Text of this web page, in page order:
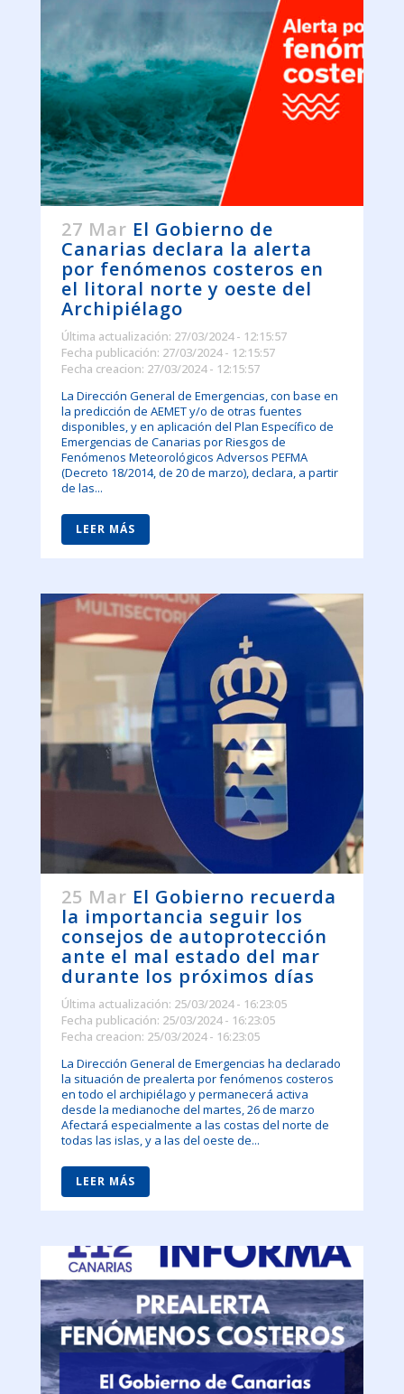
27 Mar El Gobierno de
Canarias declara la alerta
por fenómenos costeros en
el litoral norte y oeste del
Archipiélago
Última actualización: 27/03/2024 - 12:15:57
Fecha publicación: 27/03/2024 - 12:15:57
Fecha creacion: 27/03/2024 - 12:15:57
La Dirección General de Emergencias, con base en
la predicción de AEMET y/o de otras fuentes
disponibles, y en aplicación del Plan Específico de
Emergencias de Canarias por Riesgos de
Fenómenos Meteorológicos Adversos PEFMA
(Decreto 18/2014, de 20 de marzo), declara, a partir
de las...
LEER MÁS
25 Mar El Gobierno recuerda
la importancia seguir los
consejos de autoprotección
ante el mal estado del mar
durante los próximos días
Última actualización: 25/03/2024 - 16:23:05
Fecha publicación: 25/03/2024 - 16:23:05
Fecha creacion: 25/03/2024 - 16:23:05
La Dirección General de Emergencias ha declarado
la situación de prealerta por fenómenos costeros
en todo el archipiélago y permanecerá activa
desde la medianoche del martes, 26 de marzo
Afectará especialmente a las costas del norte de
todas las islas, y a las del oeste de...
LEER MÁS